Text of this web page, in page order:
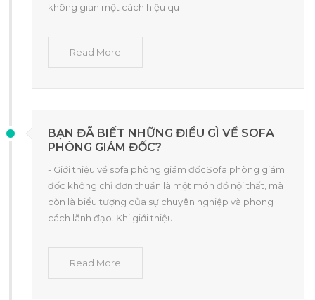
không gian một cách hiệu qu
Read More
BẠN ĐÃ BIẾT NHỮNG ĐIỀU GÌ VỀ SOFA
PHÒNG GIÁM ĐỐC?
- Giới thiệu về sofa phòng giám đốcSofa phòng giám
đốc không chỉ đơn thuần là một món đồ nội thất, mà
còn là biểu tượng của sự chuyên nghiệp và phong
cách lãnh đạo. Khi giới thiệu
Read More